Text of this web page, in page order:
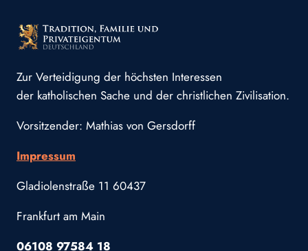
Zur Verteidigung der höchsten Interessen
der katholischen Sache und der christlichen Zivilisation.
Vorsitzender: Mathias von Gersdorff
Impressum
Gladiolenstraße 11 60437
Frankfurt am Main
06108 97584 18